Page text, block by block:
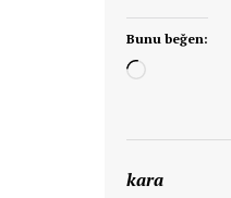
Bunu beğen:
Yükleniyor...
kara